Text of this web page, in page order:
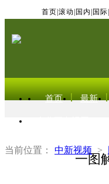
首页 滚动 国内 国际
首页 最新
当前位置： 中新视频 >
一图